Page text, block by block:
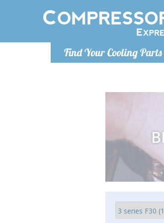
Find Your Cooling Parts